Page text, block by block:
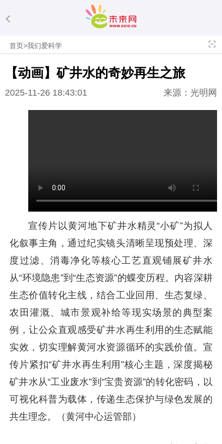
首页>我们爱科学
【动画】矿井水的奇妙再生之旅
2025-11-26 18:43:01 来源：光明网
宣传片以黄河地下矿井水精灵“小矿”为拟人
化叙事主角，通过纪实镜头清晰呈现预处理、深
度过滤、消毒净化等核心工艺直观铺展矿井水
从“环境隐患”到“生态资源”的蝶变历程。内容深耕
生态价值转化主线，结合工业回用、生态复绿、
农田灌溉、城市景观补给等现实场景的典型案
例，让公众直观感受矿井水再生利用的生态赋能
实效，切实理解黄河水资源循环的实践价值。宣
传片紧扣“矿井水再生利用”核心主题，深度揭秘
矿井水从“工业废水”到“宝贵资源”的转化密码，以
可视化科普为载体，传递生态保护与绿色发展的
共生理念。（黄河中心运管部）